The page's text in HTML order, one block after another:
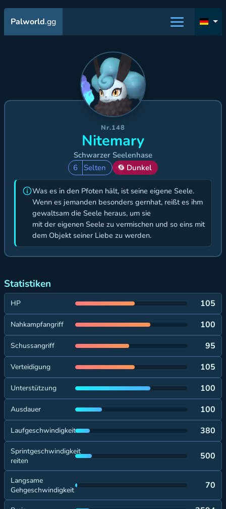
Palworld.gg
Nr.148
Nitemary
Schwarzer Seelenhase
6 Selten Dunkel
Was es in den Pfoten hält, ist seine eigene Seele.
Wenn es jemanden besonders gernhat, reißt es ihm
gewaltsam die Seele heraus, um sie
mit der eigenen Seele zu vermischen und so eins mit
dem Objekt seiner Liebe zu werden.
Statistiken
HP 105
Nahkampfangriff 100
Schussangriff 95
Verteidigung 105
Unterstützung 100
Ausdauer 100
Laufgeschwindigkeit 380
Sprintgeschwindigkeit
reiten
500
Langsame
Gehgeschwindigkeit
70